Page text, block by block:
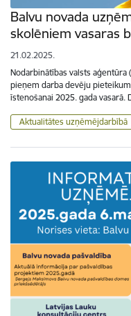
Balvu novada
skolēniem vasaras
21.02.2025.
Nodarbinātības valsts aģentūra
pieņem darba devēju
īstenošanai 2025. gada
Aktualitātes uzņēmējdarbībā